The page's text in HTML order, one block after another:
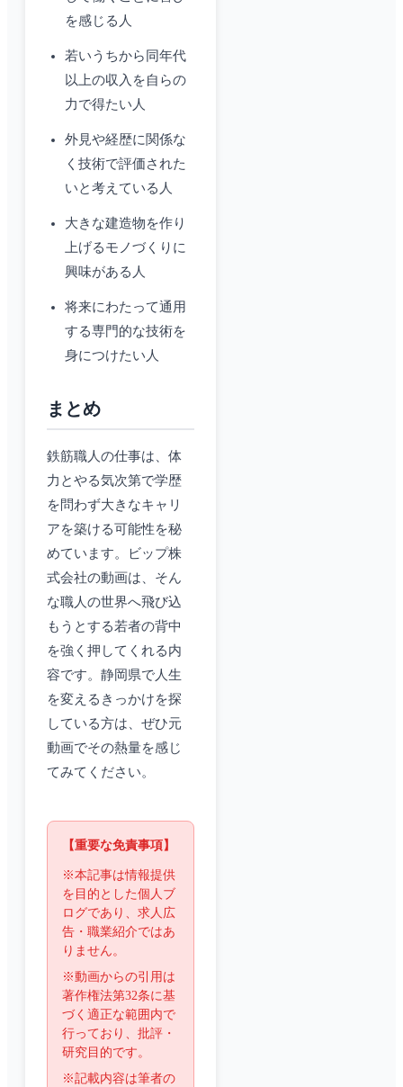
を感じる人
若いうちから同年代
以上の収入を自らの
力で得たい人
外見や経歴に関係な
く技術で評価された
いと考えている人
大きな建造物を作り
上げるモノづくりに
興味がある人
将来にわたって通用
する専門的な技術を
身につけたい人
まとめ
鉄筋職人の仕事は、体
力とやる気次第で学歴
を問わず大きなキャリ
アを築ける可能性を秘
めています。ビップ株
式会社の動画は、そん
な職人の世界へ飛び込
もうとする若者の背中
を強く押してくれる内
容です。静岡県で人生
を変えるきっかけを探
している方は、ぜひ元
動画でその熱量を感じ
てみてください。
【重要な免責事項】
※本記事は情報提供
を目的とした個人ブ
ログであり、求人広
告・職業紹介ではあ
りません。
※動画からの引用は
著作権法第32条に基
づく適正な範囲内で
行っており、批評・
研究目的です。
※記載内容は筆者の